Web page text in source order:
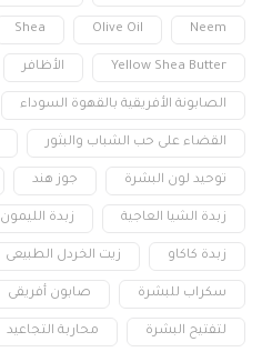
Neem
Olive Oil
Shea
Yellow Shea Butter الأظافر
الصابونة الأفريقية بالقهوة السوداء
القضاء على حب الشباب والبثور
توحيد لون البشرة جوز هند
زبدة الشيا العاجية زبدة الليمون
زبدة كاكاو زيت الخردل الطبيعى
سكراب للبشرة صابون أفريقى
لتفتيح البشرة محاربة التجاعيد